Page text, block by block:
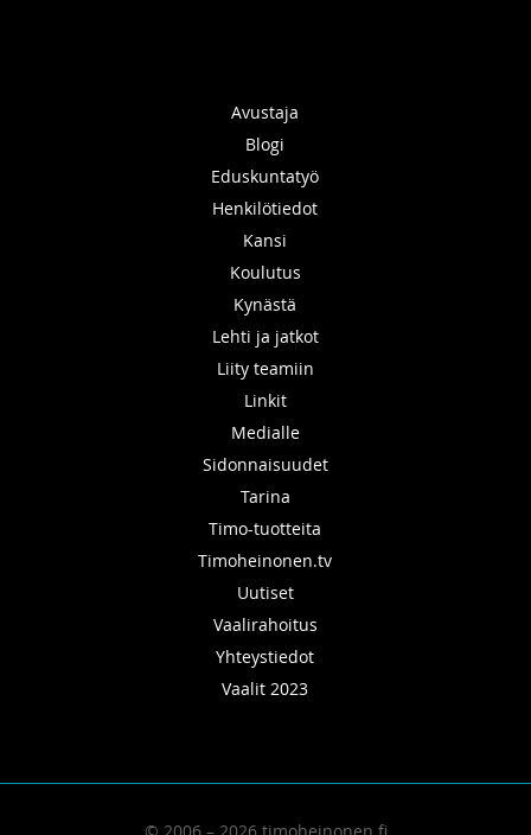
Avustaja
Blogi
Eduskuntatyö
Henkilötiedot
Kansi
Koulutus
Kynästä
Lehti ja jatkot
Liity teamiin
Linkit
Medialle
Sidonnaisuudet
Tarina
Timo-tuotteita
Timoheinonen.tv
Uutiset
Vaalirahoitus
Yhteystiedot
Vaalit 2023